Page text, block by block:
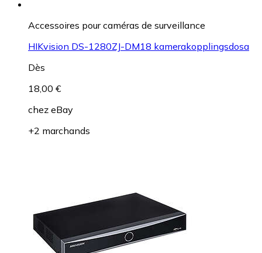
Accessoires pour caméras de surveillance
HIKvision DS-1280ZJ-DM18 kamerakopplingsdosa
Dès
18,00 €
chez eBay
+2 marchands